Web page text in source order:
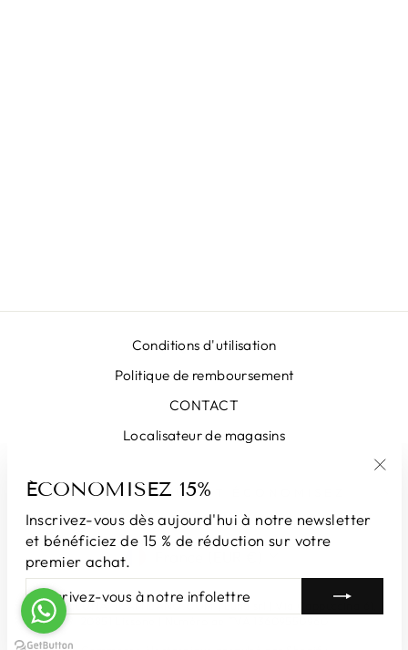
ÉCONOMISEZ 15%
Inscrivez-vous dès aujourd'hui à notre newsletter
et bénéficiez de 15 % de réduction sur votre
premier achat.
INSCRIVEZ-
VOUS
À
NOTRE
S'INSCRIRE
Conditions d'utilisation
Politique de remboursement
CONTACT
Localisateur de magasins
INSCRIVEZ-VOUS ET ÉCONOMISEZ
DEVISE
© 2026 LUNATICAMILANO.COM | Luna srl ​​​​| Via Cappuccina 61,